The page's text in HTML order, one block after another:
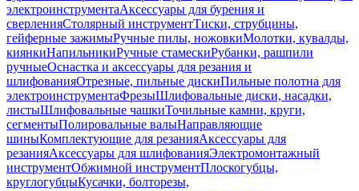
электроинструментаАксессуары для бурения и
сверленияСтолярный инструментТиски, струбцины,
гейферные зажимыРучные пилы, ножовкиМолотки, кувалды,
киянкиНапильникиРучные стамескиРубанки, рашпили
ручныеОснастка и аксессуары для резания и
шлифованияОтрезные, пильные дискиПильные полотна для
электроинструментаФрезыШлифовальные диски, насадки,
листыШлифовальные чашкиТочильные камни, круги,
сегментыПолировальные валыНаправляющие
шиныКомплектующие для резанияАксессуары для
резанияАксессуары для шлифованияЭлектромонтажный
инструментОбжимной инструментПлоскогубцы,
круглогубцыКусачки, болторезы,